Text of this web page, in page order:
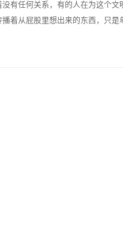
有任何关系，有的人在为这个文
着从屁股里想出来的东西，只